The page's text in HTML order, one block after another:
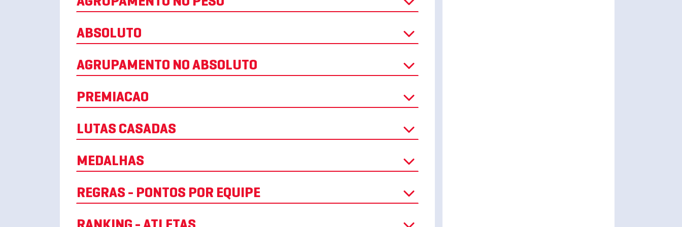
ABSOLUTO
AGRUPAMENTO NO ABSOLUTO
PREMIACAO
LUTAS CASADAS
MEDALHAS
REGRAS - PONTOS POR EQUIPE